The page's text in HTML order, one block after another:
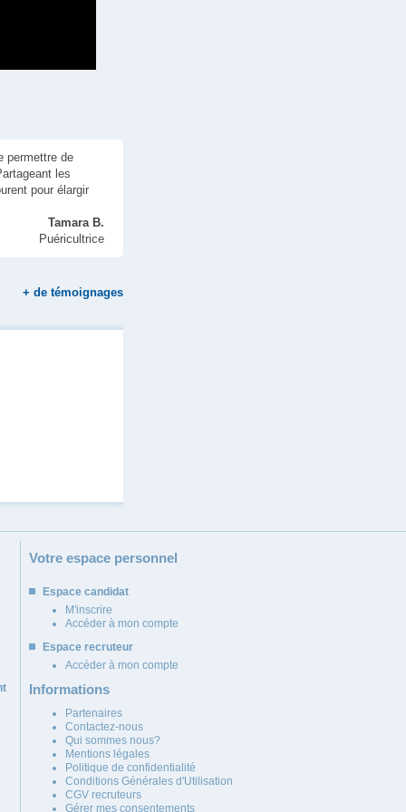
permettre de
les
pour élargir
Tamara B.
Puéricultrice
+ de témoignages
Votre espace personnel
Espace candidat
M'inscrire
Accéder à mon compte
Espace recruteur
Accéder à mon compte
Informations
Partenaires
Contactez-nous
Qui sommes nous?
Mentions légales
Politique de confidentialité
Conditions Générales d'Utilisation
CGV recruteurs
Gérer mes consentements